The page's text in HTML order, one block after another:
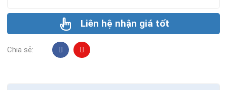
Liên hệ nhận giá tốt
Chia sẻ: